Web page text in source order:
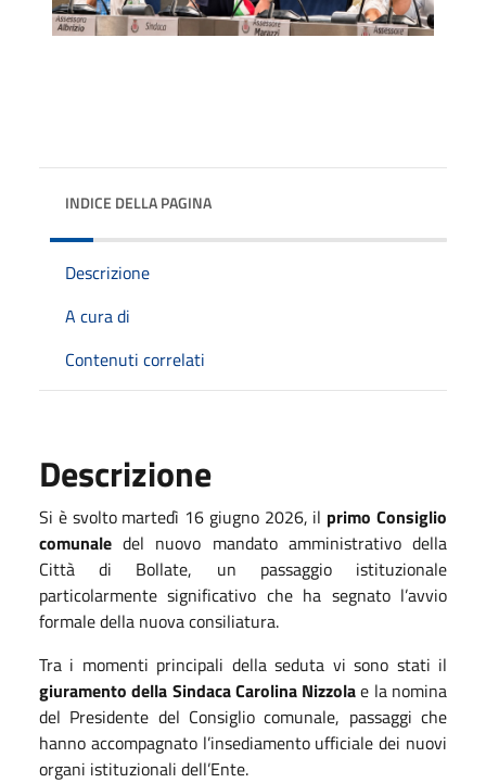
INDICE DELLA PAGINA
Descrizione
A cura di
Contenuti correlati
Descrizione
Si è svolto martedì 16 giugno 2026, il primo Consiglio
comunale del nuovo mandato amministrativo della
Città di Bollate, un passaggio istituzionale
particolarmente significativo che ha segnato l’avvio
formale della nuova consiliatura.
Tra i momenti principali della seduta vi sono stati il
giuramento della Sindaca Carolina Nizzolae la nomina
del Presidente del Consiglio comunale, passaggi che
hanno accompagnato l’insediamento ufficiale dei nuovi
organi istituzionali dell’Ente.